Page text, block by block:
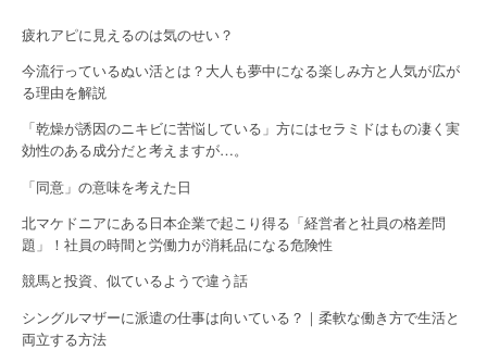
i
g
a
t
o
n
疲れアピに見えるのは気のせい？
今流行っているぬい活とは？大人も夢中になる楽しみ方と人気が広が
る理由を解説
「乾燥が誘因のニキビに苦悩している」方にはセラミドはもの凄く実
効性のある成分だと考えますが…。
「同意」の意味を考えた日
北マケドニアにある日本企業で起こり得る「経営者と社員の格差問
題」！社員の時間と労働力が消耗品になる危険性
競馬と投資、似ているようで違う話
シングルマザーに派遣の仕事は向いている？｜柔軟な働き方で生活と
両立する方法